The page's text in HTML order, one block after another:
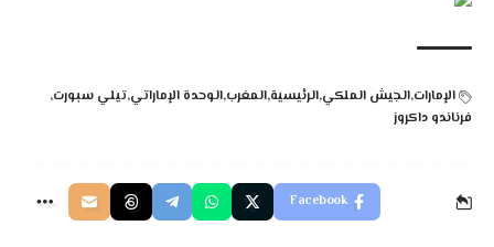
الإماراتالجيش الملكيالرئيسيةالمغربالوحدة الإماراتيتيلي سبورت
فرناندو داكروز
Facebook